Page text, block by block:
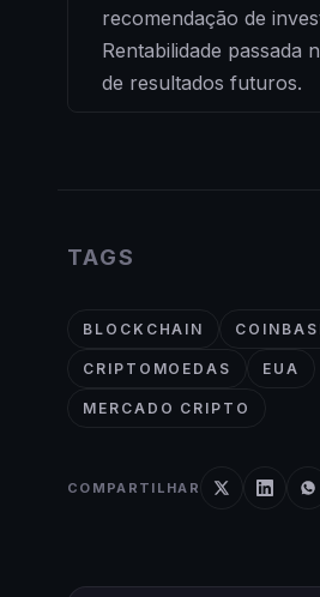
recomendação de
Rentabilidade passada
de resultados futuros.
TAGS
BLOCKCHAIN
CRIPTOMOEDAS EUA
MERCADO CRIPTO
COMPARTILHAR